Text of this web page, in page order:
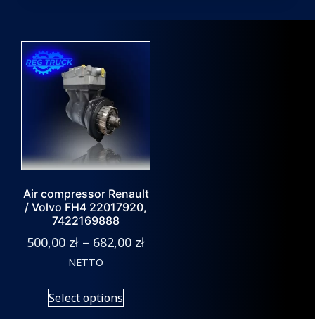
Air compressor Renault
/ Volvo FH4 22017920,
7422169888
500,00 zł – 682,00 zł
NETTO
Select options